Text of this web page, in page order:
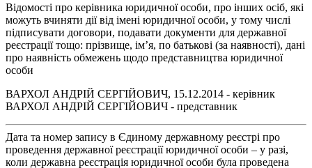
Відомості про керівника юридичної особи, про інших осіб, які
можуть вчиняти дії від імені юридичної особи, у тому числі
підписувати договори, подавати документи для державної
реєстрації тощо: прізвище, ім’я, по батькові (за наявності), дані
про наявність обмежень щодо представництва юридичної
особи
ВАРХОЛ АНДРІЙ СЕРГІЙОВИЧ, 15.12.2014 - керівник
ВАРХОЛ АНДРІЙ СЕРГІЙОВИЧ - представник
Дата та номер запису в Єдиному державному реєстрі про
проведення державної реєстрації юридичної особи – у разі,
коли державна реєстрація юридичної особи була проведена